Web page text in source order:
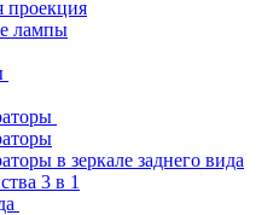
проекция
лампы
в зеркале заднего вида
3 в 1